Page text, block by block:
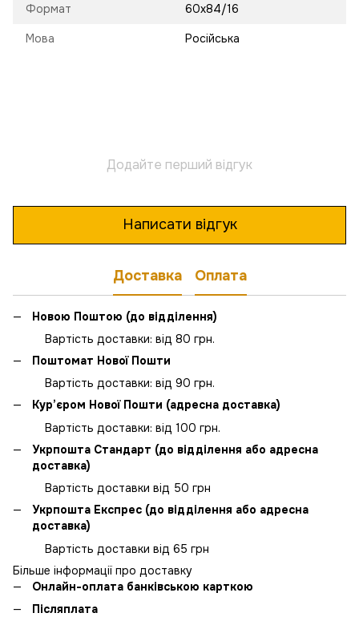
Формат 60х84/16
Мова Російська
Додайте перший відгук
Написати відгук
Доставка Оплата
Новою Поштою (до відділення)
Вартість доставки: від 80 грн.
Поштомат Нової Пошти
Вартість доставки: від 90 грн.
Кур’єром Нової Пошти (адресна доставка)
Вартість доставки: від 100 грн.
Укрпошта Стандарт (до відділення або адресна
доставка)
Вартість доставки від 50 грн
Укрпошта Експрес (до відділення або адресна
доставка)
Вартість доставки від 65 грн
Більше інформації про доставку
Онлайн-оплата банківською карткою
Післяплата